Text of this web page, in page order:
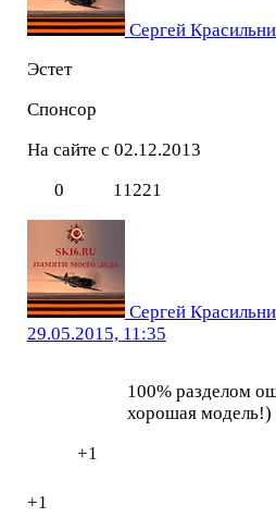
Сергей
Эстет
Спонсор
На сайте с 02.12.2013
0
11221
Сергей
29.05.2015, 11:35
100% разделом
хорошая модель!)
+1
+1